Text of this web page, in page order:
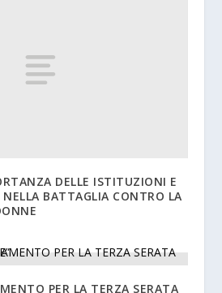
DELLE ISTITUZIONI E
NELLA BATTAGLIA CONTRO LA
PER LA TERZA SERATA